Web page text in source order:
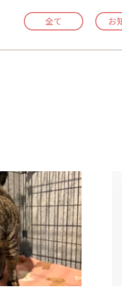
全て お